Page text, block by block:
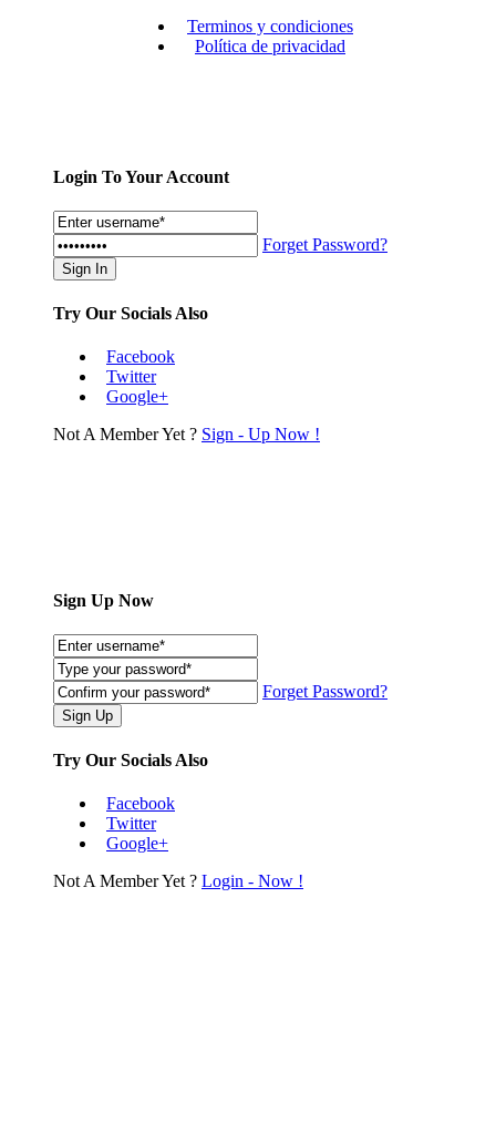
Terminos y condiciones
Política de privacidad
Login To Your Account
Forget Password?
Try Our Socials Also
Facebook
Twitter
Google+
Not A Member Yet ? Sign - Up Now !
Sign Up Now
Forget Password?
Try Our Socials Also
Facebook
Twitter
Google+
Not A Member Yet ? Login - Now !